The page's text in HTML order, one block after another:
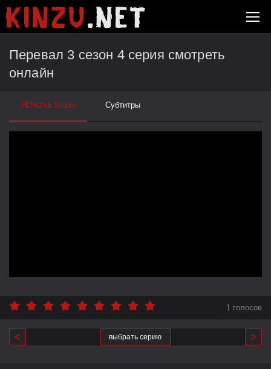
Перевал 3 сезон 4 серия смотреть
онлайн
HDrezka Studio Субтитры
1 голосов
выбрать серию